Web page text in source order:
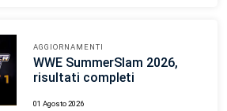
AGGIORNAMENTI
WWE SummerSlam 2026,
risultati completi
01 Agosto 2026